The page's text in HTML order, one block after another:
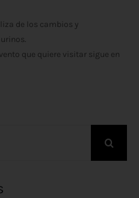
de los cambios y
que quiere visitar sigue en